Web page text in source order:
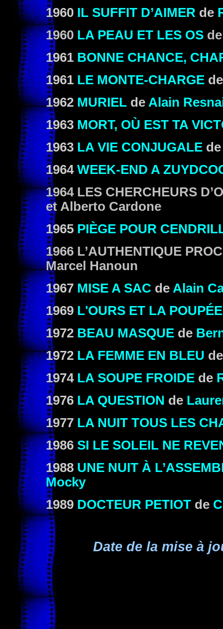
1960 IL SUFFIT D’AIMER de
1960 LA PEAU ET LES OS
1961 BONNE CHANCE,
1961 LE MONTE-CHARGE
1962 MURIEL de Alain
1963 MORT, OÙ EST TA
1963 LA VIE CONJUGALE
1964 WEEK-END A
1964 LES CHERCHEURS
et Alberto Cardone
1965 PIÈGE POUR
1966 L’AUTHENTIQUE
Marcel Hanoun
1967 MISE A SAC de Alain
1969 L'OURS ET LA POUPÉE
1972 BEAU MASQUE de
1972 LA FEMME EN BLEU
1974 LA SOUPE FROIDE de
1976 LA QUESTION de
1977 LA NUIT TOUS LES
1986 SI LE SOLEIL NE
1988 UNE NUIT À
Mocky
1989 DOCTEUR PETIOT de
Date de la mise à